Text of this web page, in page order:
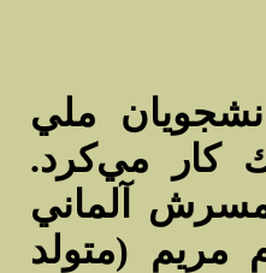
ملي
كار مي‌كرد.
آلماني
مريم (متولد